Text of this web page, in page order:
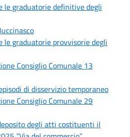
le graduatorie definitive degli
le graduatorie provvisorie degli
Consiglio Comunale 13
di disservizio temporaneo
Consiglio Comunale 29
degli atti costituenti il